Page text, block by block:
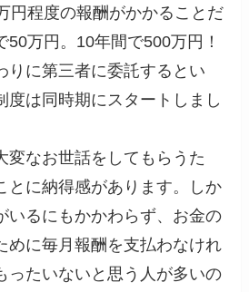
円程度の報酬がかかることだ
50万円。10年間で500万円！
りに第三者に委託するとい
度は同時期にスタートしまし
変なお世話をしてもらうた
とに納得感があります。しか
いるにもかかわらず、お金の
めに毎月報酬を支払わなけれ
ったいないと思う人が多いの